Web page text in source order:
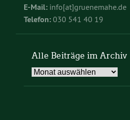
E-Mail: info[at]gruenemahe.de
Telefon: 030 541 40 19
Alle Beiträge im Archiv
Alle